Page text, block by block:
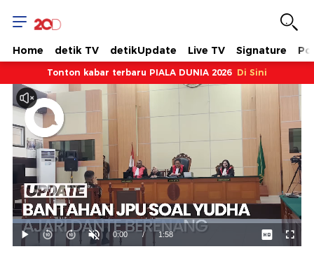
Home detik TV detikUpdate Live TV Signature
Tonton kabar terbaru PIALA DUNIA 2026 Di Sini
Mainkan
Suara
Hidup
Waktu
0:00 / Durasi
1:58
Dimuat:
59.34%